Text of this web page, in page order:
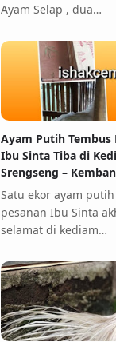
Ayam Selap , dua…
Ayam Putih Tembus
Ibu Sinta Tiba di
Srengseng –
Satu ekor ayam
pesanan Ibu Sinta
selamat di kediam…